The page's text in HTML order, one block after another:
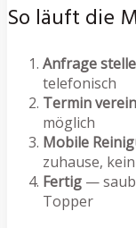
So läuft die
Anfrage
telefonisch
Termin
möglich
Mobile
zuhause,
Fertig —
Topper